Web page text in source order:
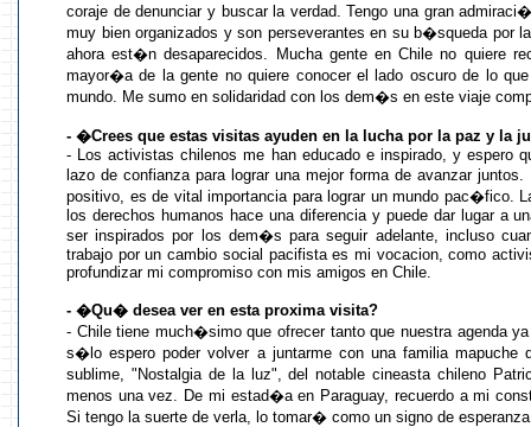
coraje de denunciar y buscar la verdad. Tengo una gran
muy bien organizados y son perseverantes en su b�squeda por
ahora est�n desaparecidos. Mucha gente en Chile no quiere
mayor�a de la gente no quiere conocer el lado oscuro de lo
mundo. Me sumo en solidaridad con los dem�s en este viaje
- �Crees que estas visitas ayuden en la lucha por la paz y la
- Los activistas chilenos me han educado e inspirado, y espero
lazo de confianza para lograr una mejor forma de avanzar
positivo, es de vital importancia para lograr un mundo pac�fico.
los derechos humanos hace una diferencia y puede dar lugar a
ser inspirados por los dem�s para seguir adelante, incluso
trabajo por un cambio social pacifista es mi vocacion, como
profundizar mi compromiso con mis amigos en Chile.
- �Qu� desea ver en esta proxima visita?
- Chile tiene much�simo que ofrecer tanto que nuestra agenda
s�lo espero poder volver a juntarme con una familia
sublime, "Nostalgia de la luz", del notable cineasta chileno
menos una vez. De mi estad�a en Paraguay, recuerdo a mi
Si tengo la suerte de verla, lo tomar� como un signo de